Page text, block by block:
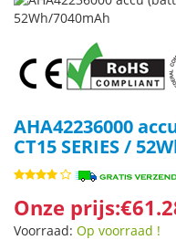
AHA42236000
CT15 SERIES /
Onze
Voorraad: Op voorraad !